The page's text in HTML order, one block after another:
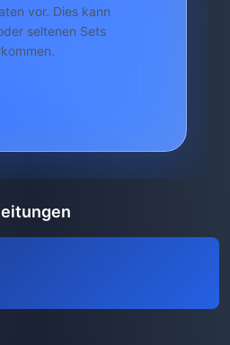
vor. Dies kann
seltenen Sets